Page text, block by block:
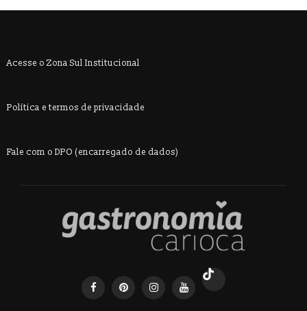
Acesse o Zona Sul Institucional
Política e termos de privacidade
Fale com o DPO (encarregado de dados)